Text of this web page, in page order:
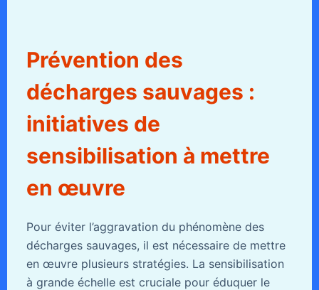
Prévention des
décharges sauvages :
initiatives de
sensibilisation à mettre
en œuvre
Pour éviter l’aggravation du phénomène des
décharges sauvages, il est nécessaire de mettre
en œuvre plusieurs stratégies. La sensibilisation
à grande échelle est cruciale pour éduquer le